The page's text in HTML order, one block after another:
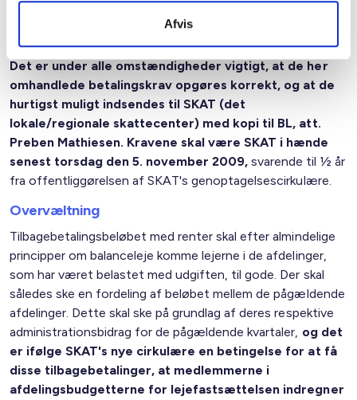
Afvis
indbetalingsdatoer, hvilket også er bedst stemmende med
Det er under alle omstændigheder vigtigt, at de her
omhandlede betalingskrav opgøres korrekt, og at de
hurtigst muligt indsendes til SKAT (det
lokale/regionale skattecenter) med kopi til BL, att.
Preben Mathiesen. Kravene skal være SKAT i hænde
senest torsdag den 5. november 2009, svarende til ½ år
fra offentliggørelsen af SKAT's genoptagelsescirkulære.
Overvæltning
Tilbagebetalingsbeløbet med renter skal efter almindelige
principper om balanceleje komme lejerne i de afdelinger,
som har været belastet med udgiften, til gode. Der skal
således ske en fordeling af beløbet mellem de pågældende
afdelinger. Dette skal ske på grundlag af deres respektive
administrationsbidrag for de pågældende kvartaler, og det
er ifølge SKAT's nye cirkulære en betingelse for at få
disse tilbagebetalinger, at medlemmerne i
afdelingsbudgetterne for lejefastsættelsen indregner